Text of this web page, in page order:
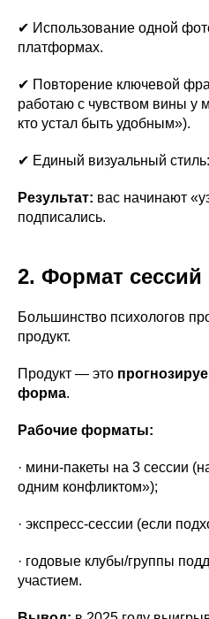
✔ Использование одной
платформах.
✔ Повторение ключевой
работаю с чувством вины у
кто устал быть удобным»).
✔ Единый визуальный
Результат: вас начинают
подписались.
2. Формат сессий
Большинство психологов
продукт.
Продукт — это
форма.
Рабочие форматы:
· мини-пакеты на 3 сессии
одним конфликтом»);
· экспресс-сессии (если
· годовые клубы/группы
участием.